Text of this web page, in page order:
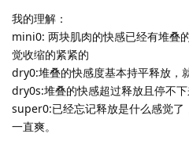
我的理解：
mini0: 两块肌肉的快感已经有堆叠
觉收缩的紧紧的
dry0:堆叠的快感度基本持平释放，
dry0s:堆叠的快感超过释放且停不
super0:已经忘记释放是什么感觉了
一直爽。